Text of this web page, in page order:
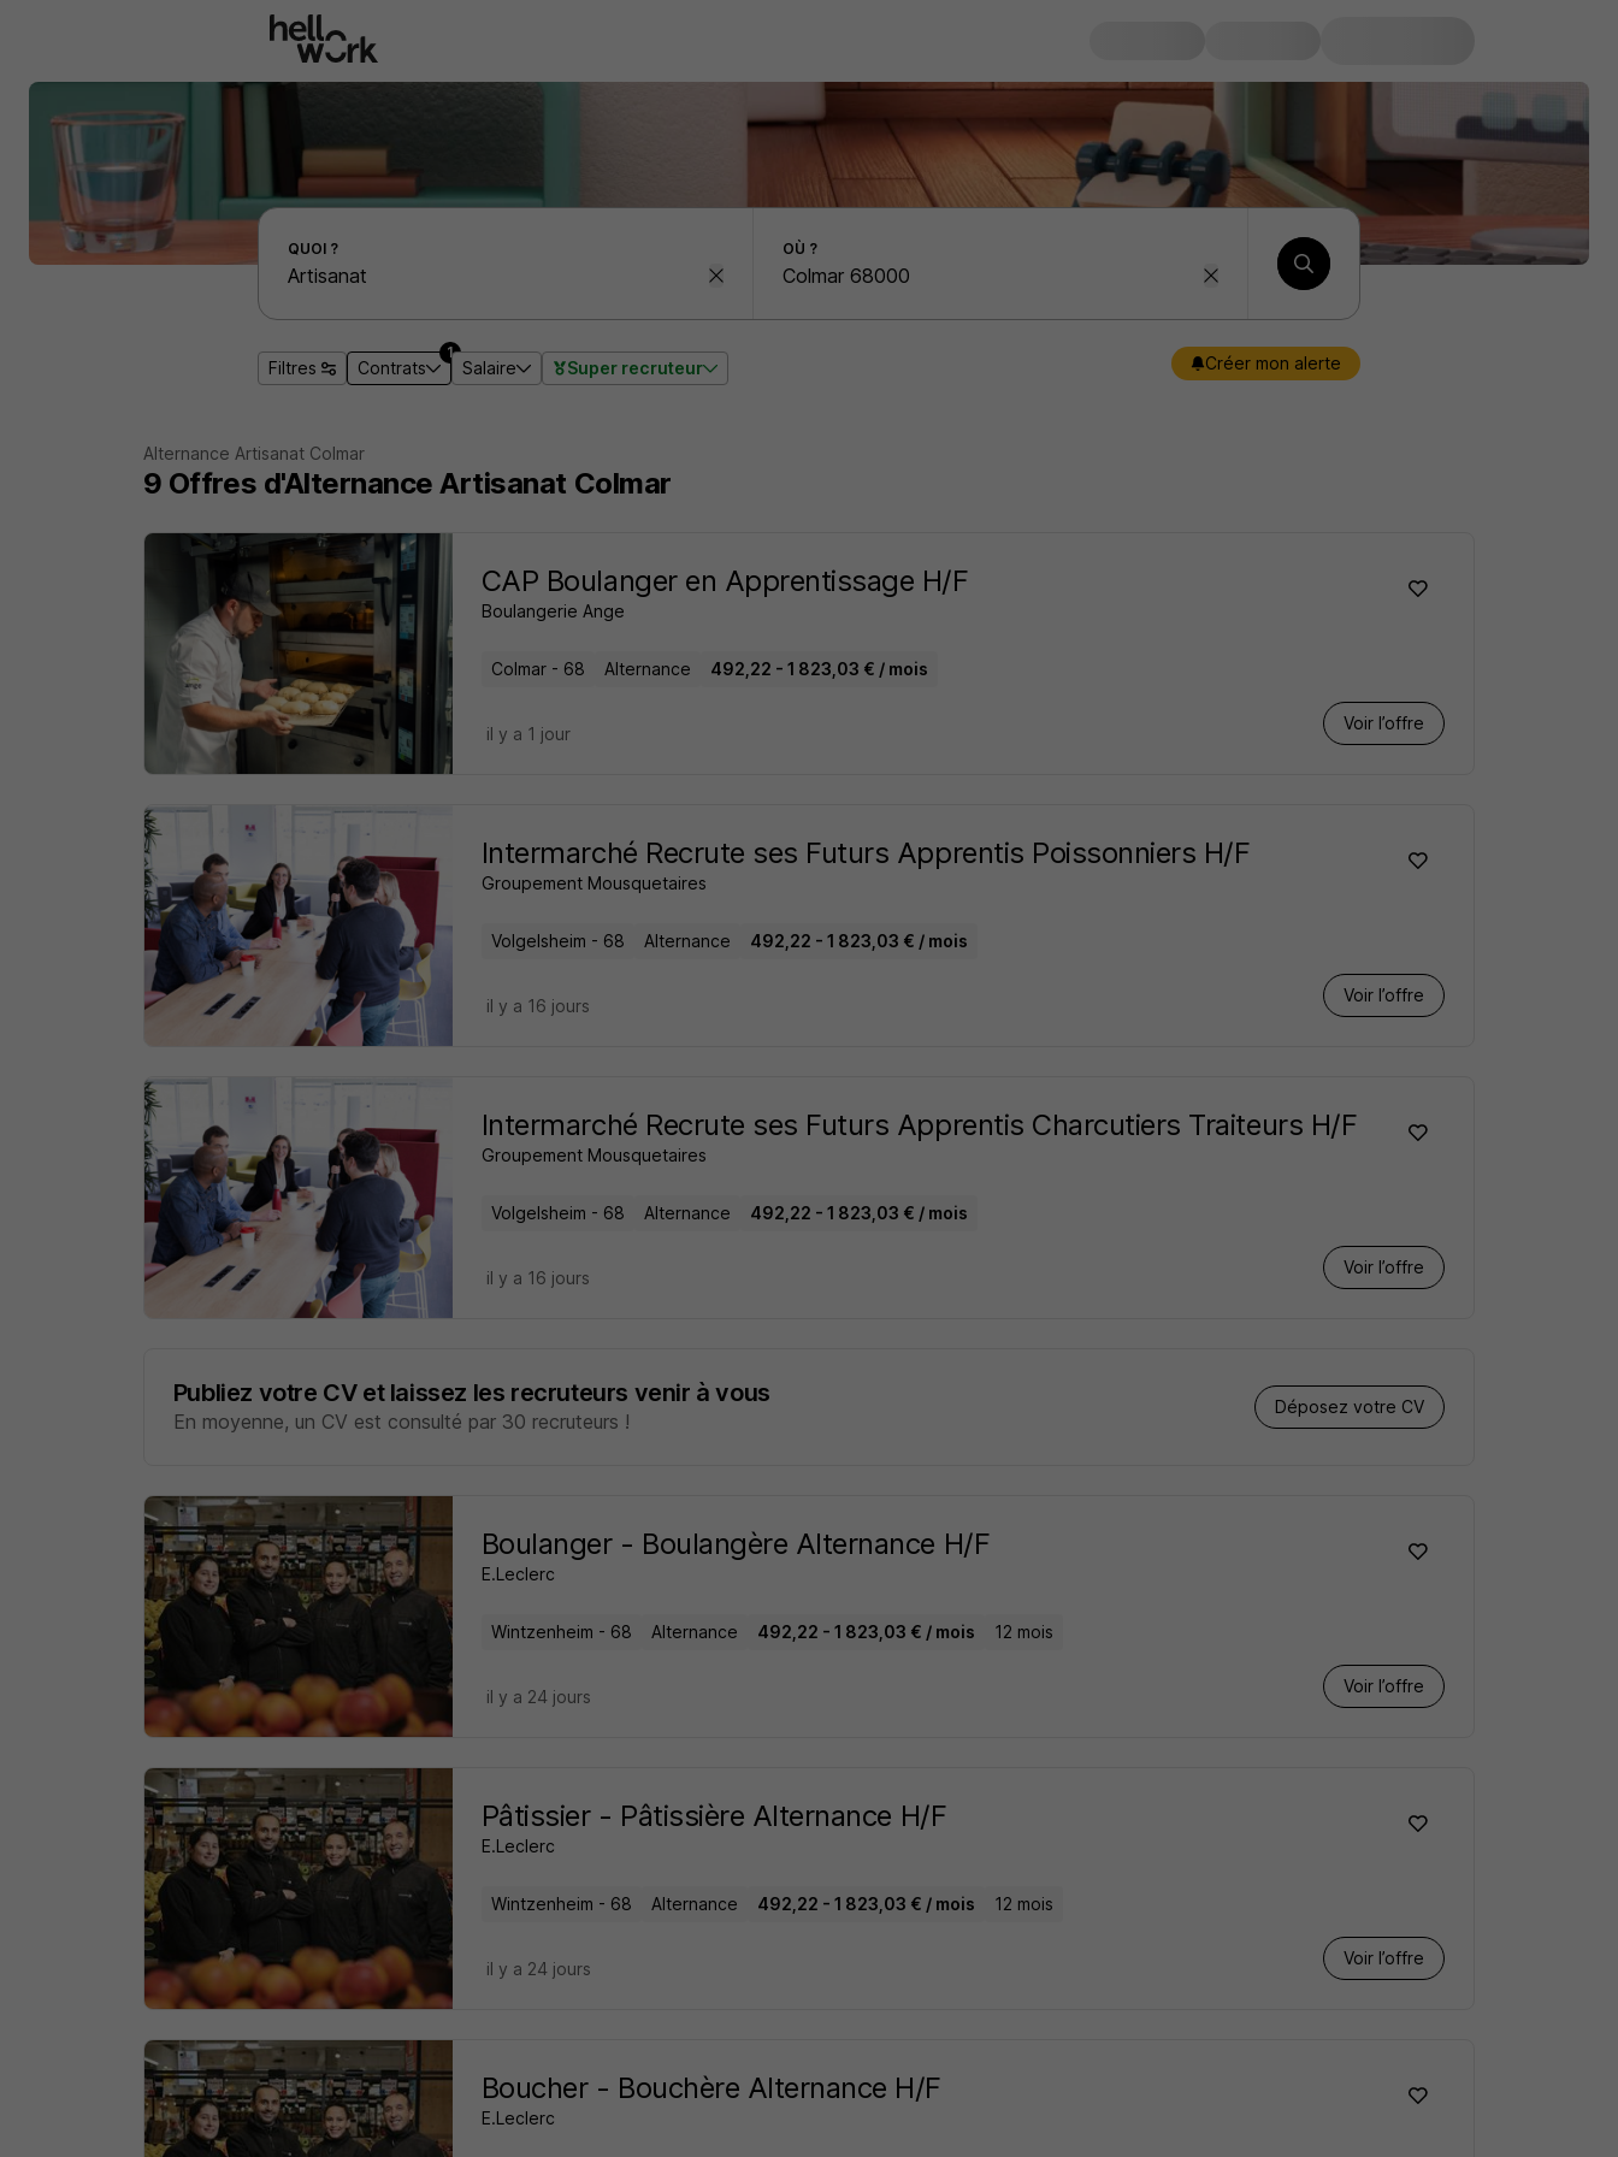
Effectuer une recherche d'emploi par localité
QUOI ? OÙ ?
Filtres Contrats
1
Salaire Super recruteur Créer mon alerte
Alternance Artisanat Colmar
9 Offres d'Alternance Artisanat Colmar
CAP Boulanger en Apprentissage H/F
Boulangerie Ange
Colmar - 68 Alternance 492,22 - 1 823,03 € / mois
Voir l’offre
il y a 1 jour
Intermarché Recrute ses Futurs Apprentis Poissonniers H/F
Groupement Mousquetaires
Volgelsheim - 68 Alternance 492,22 - 1 823,03 € / mois
Voir l’offre
il y a 16 jours
Intermarché Recrute ses Futurs Apprentis Charcutiers Traiteurs H/F
Groupement Mousquetaires
Volgelsheim - 68 Alternance 492,22 - 1 823,03 € / mois
Voir l’offre
il y a 16 jours
Publiez votre CV et laissez les recruteurs venir à vous
En moyenne, un CV est consulté par 30 recruteurs !
Déposez votre CV
Boulanger - Boulangère Alternance H/F
E.Leclerc
Wintzenheim - 68 Alternance 492,22 - 1 823,03 € / mois 12 mois
Voir l’offre
il y a 24 jours
Pâtissier - Pâtissière Alternance H/F
E.Leclerc
Wintzenheim - 68 Alternance 492,22 - 1 823,03 € / mois 12 mois
Voir l’offre
il y a 24 jours
Boucher - Bouchère Alternance H/F
E.Leclerc